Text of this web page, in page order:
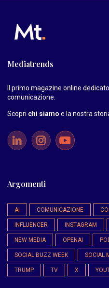
Mediatrends
Il primo magazine online
comunicazione.
Scopri chi siamo e la nostra
Argomenti
AI COMUNICAZIONE
INFLUENCER INSTAGRAM
NEW MEDIA OPENAI
SOCIAL BUZZ WEEK SOCIAL
TRUMP TV X